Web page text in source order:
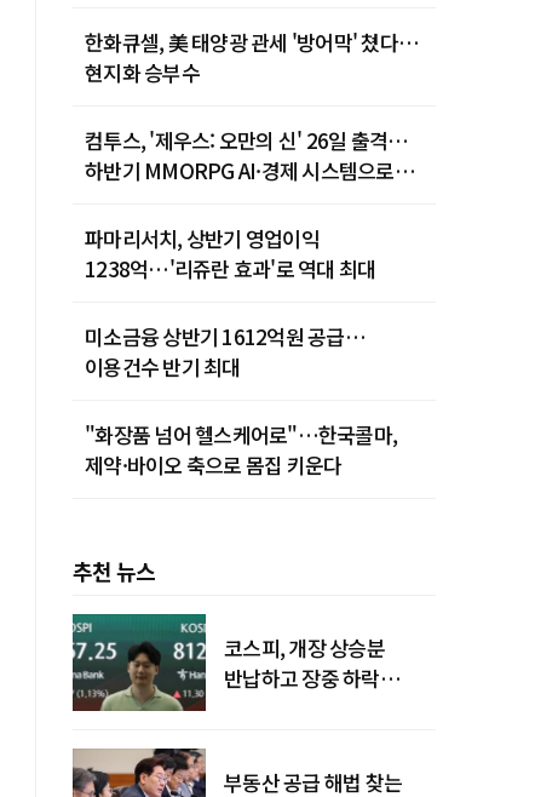
한화큐셀, 美 태양광 관세 '방어막' 쳤다…
현지화 승부수
컴투스, '제우스: 오만의 신' 26일 출격…
하반기 MMORPG AI·경제 시스템으로
파마리서치, 상반기 영업이익
1238억…'리쥬란 효과'로 역대 최대
미소금융 상반기 1612억원 공급…
이용건수 반기 최대
"화장품 넘어 헬스케어로"…한국콜마,
제약·바이오 축으로 몸집 키운다
추천 뉴스
코스피, 개장 상승분
반납하고 장중 하락
부동산 공급 해법 찾는